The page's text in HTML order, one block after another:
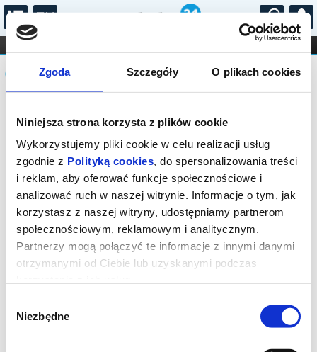
Zgoda Szczegóły O plikach cookies
Niniejsza strona korzysta z plików cookie
Wykorzystujemy pliki cookie w celu realizacji usług
zgodnie z Polityką cookies, do spersonalizowania treści
i reklam, aby oferować funkcje społecznościowe i
analizować ruch w naszej witrynie. Informacje o tym, jak
korzystasz z naszej witryny, udostępniamy partnerom
społecznościowym, reklamowym i analitycznym.
Partnerzy mogą połączyć te informacje z innymi danymi
otrzymanymi od Ciebie lub uzyskanymi podczas
zgody
Niezbędne
...
FILHARMONIA OPERA I BALET
STAND-UP
DLA DZIECI
Komunikat
Sprzedaż biletów on-line na wydarzenie
została zakończona.